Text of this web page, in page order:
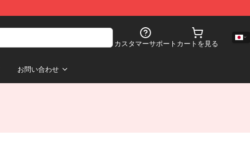
カスタマーサポート カートを見る
お問い合わせ